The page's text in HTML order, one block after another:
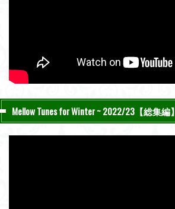
Mellow Tunes for Winter ~ 2022/23【総集編】